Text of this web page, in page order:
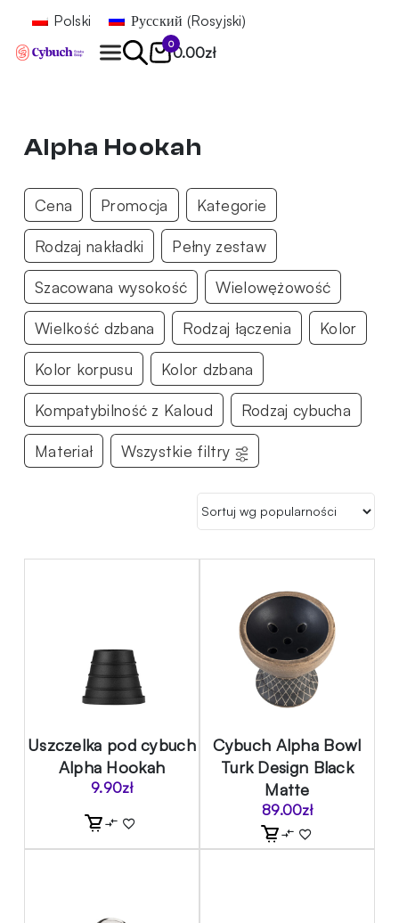
Polski Русский (Rosyjski)
0
0.00zł
Alpha Hookah
Cena Promocja Kategorie
Rodzaj nakładki Pełny zestaw
Szacowana wysokość Wielowężowość
Wielkość dzbana Rodzaj łączenia Kolor
Kolor korpusu Kolor dzbana
Kompatybilność z Kaloud Rodzaj cybucha
Materiał Wszystkie filtry
Uszczelka pod cybuch
Alpha Hookah
9.90zł
Cybuch Alpha Bowl
Turk Design Black
Matte
89.00zł